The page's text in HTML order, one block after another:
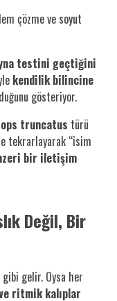
çözme ve soyut
testini geçtiğini
kendilik bilincine
gösteriyor.
truncatus türü
tekrarlayarak “isim
bir iletişim
Değil, Bir
gibi gelir. Oysa her
ritmik kalıplar